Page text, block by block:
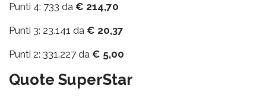
Punti 4: 733 da € 214,70
Punti 3: 23.141 da € 20,37
Punti 2: 331.227 da € 5,00
Quote SuperStar